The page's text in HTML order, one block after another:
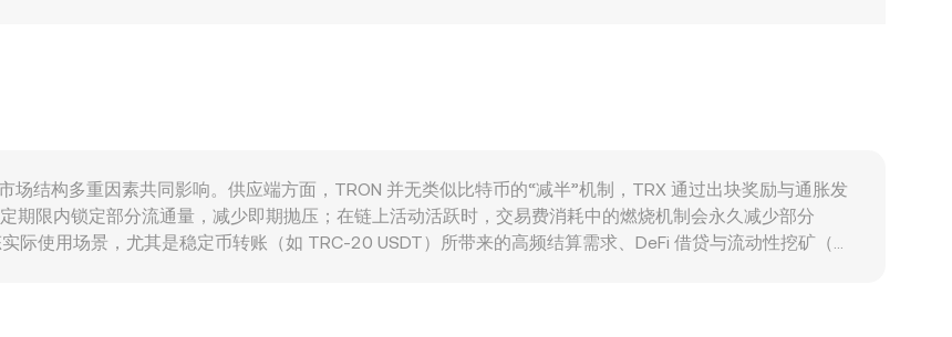
结构多重因素共同影响。供应端方面，TRON 并无类似比特币的“减半”机制，TRX 通过出块奖励与通胀发
期限内锁定部分流通量，减少即期抛压；在链上活动活跃时，交易费消耗中的燃烧机制会永久减少部分
际使用场景，尤其是稳定币转账（如 TRC-20 USDT）所带来的高频结算需求、DeFi 借贷与流动性挖矿（如
作为法币的相对强弱与本地利率、通胀和美元走势相关，NIO 走强通常会压低以 NIO 计价的加密资产标
合规争议、交易平台在特定司法辖区的上币与下架决定，都会迅速改变流动性与预期。技术层面上，永续合